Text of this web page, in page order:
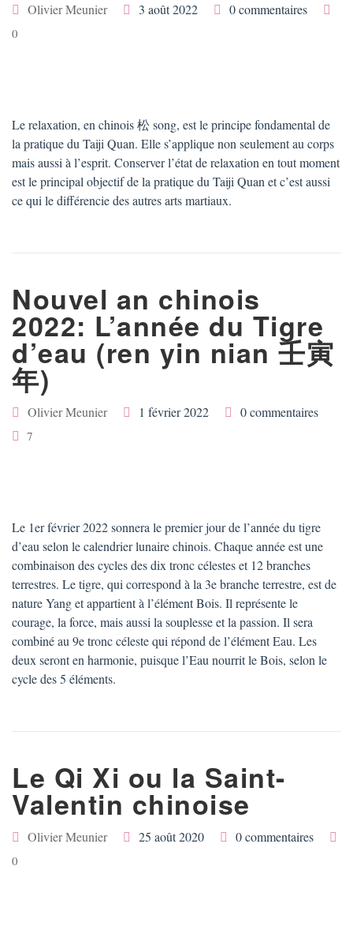
Olivier Meunier 3 août 2022 0 commentaires
0
Le relaxation, en chinois 松 song, est le principe fondamental de
la pratique du Taiji Quan. Elle s’applique non seulement au corps
mais aussi à l’esprit. Conserver l’état de relaxation en tout moment
est le principal objectif de la pratique du Taiji Quan et c’est aussi
ce qui le différencie des autres arts martiaux.
Nouvel an chinois
2022: L’année du Tigre
d’eau (ren yin nian 壬寅
年)
Olivier Meunier 1 février 2022 0 commentaires
7
Le 1er février 2022 sonnera le premier jour de l’année du tigre
d’eau selon le calendrier lunaire chinois. Chaque année est une
combinaison des cycles des dix tronc célestes et 12 branches
terrestres. Le tigre, qui correspond à la 3e branche terrestre, est de
nature Yang et appartient à l’élément Bois. Il représente le
courage, la force, mais aussi la souplesse et la passion. Il sera
combiné au 9e tronc céleste qui répond de l’élément Eau. Les
deux seront en harmonie, puisque l’Eau nourrit le Bois, selon le
cycle des 5 éléments.
Le Qi Xi ou la Saint-
Valentin chinoise
Olivier Meunier 25 août 2020 0 commentaires
0